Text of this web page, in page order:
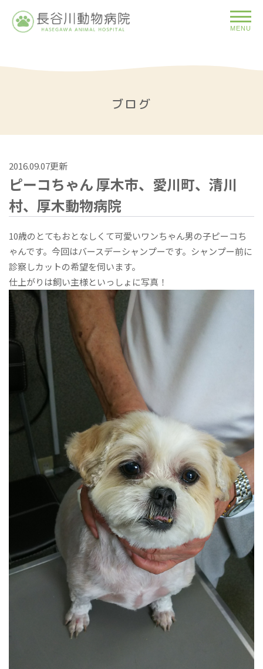
MENU
ブログ
2016.09.07更新
ピーコちゃん 厚木市、愛川町、清川
村、厚木動物病院
10歳のとてもおとなしくて可愛いワンちゃん男の子ピーコち
ゃんです。今回はバースデーシャンプーです。シャンプー前に
診察しカットの希望を伺います。
仕上がりは飼い主様といっしょに写真！